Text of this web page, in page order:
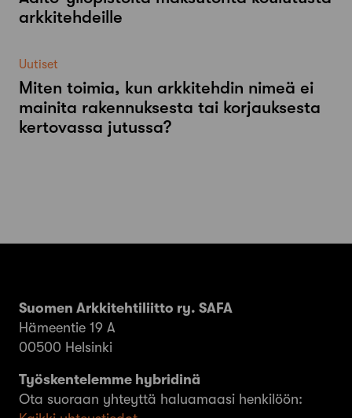
arkkitehdeille
Uutiset
Miten toimia, kun arkkitehdin nimeä ei
mainita rakennuksesta tai korjauksesta
kertovassa jutussa?
Suomen Arkkitehtiliitto ry. SAFA
Hämeentie 19 A
00500 Helsinki
Työskentelemme hybridinä
Ota suoraan yhteyttä haluamaasi henkilöön: